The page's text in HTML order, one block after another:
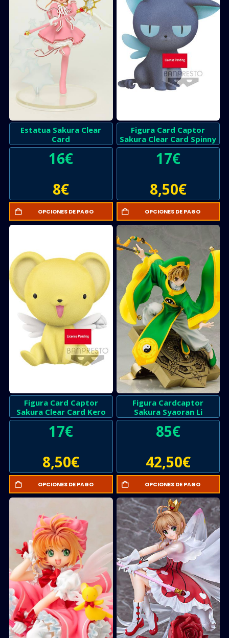
Estatua Sakura Clear
Card
16€
8€
OPCIONES DE PAGO
Figura Card Captor
Sakura Clear Card Spinny
17€
8,50€
OPCIONES DE PAGO
Figura Card Captor
Sakura Clear Card Kero
17€
8,50€
OPCIONES DE PAGO
Figura Cardcaptor
Sakura Syaoran Li
85€
42,50€
OPCIONES DE PAGO